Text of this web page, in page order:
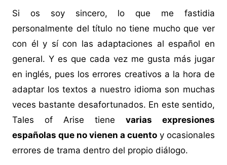
Si os soy sincero, lo que me fastidia
personalmente del título no tiene mucho que ver
con él y sí con las adaptaciones al español en
general. Y es que cada vez me gusta más jugar
en inglés, pues los errores creativos a la hora de
adaptar los textos a nuestro idioma son muchas
veces bastante desafortunados. En este sentido,
Tales of Arise tienevarias expresiones
españolas que no vienen a cuento y ocasionales
errores de trama dentro del propio diálogo.